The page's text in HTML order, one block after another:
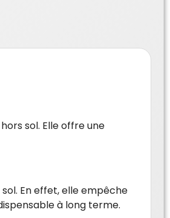
sol. Elle offre une
En effet, elle empêche
à long terme.